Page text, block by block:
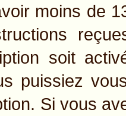
moins de
soit
puissiez
Si vous